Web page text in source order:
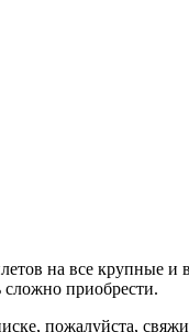
на все
сложно приобрести.
пожалуйста,